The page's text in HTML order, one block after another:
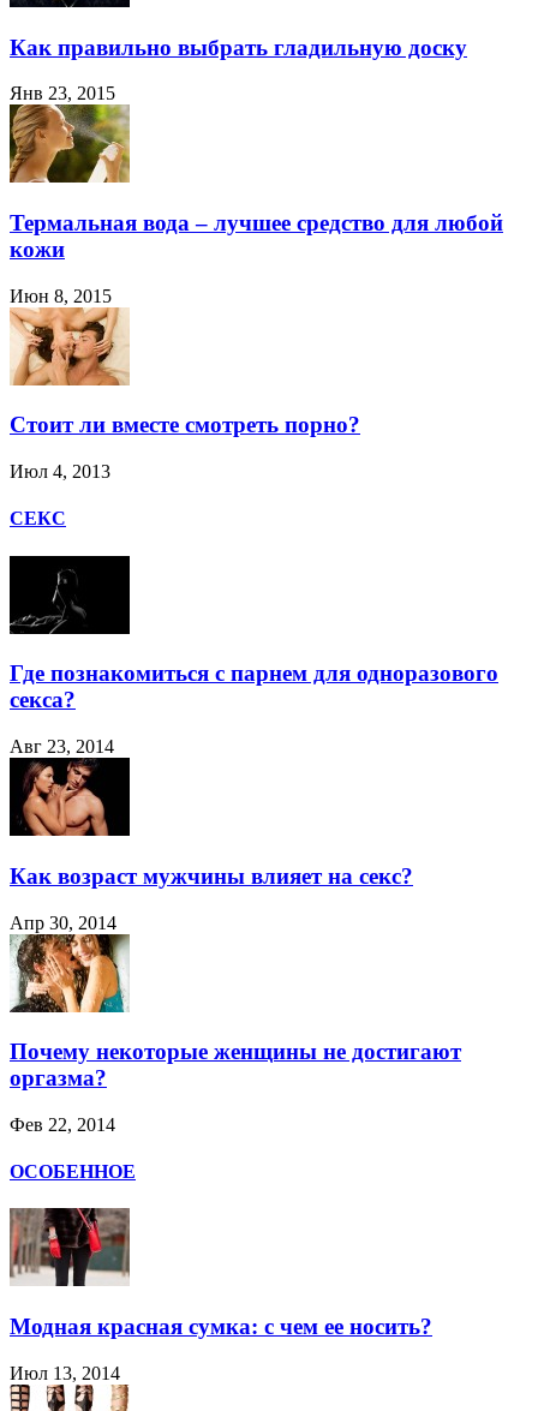
Как правильно выбрать гладильную доску
Янв 23, 2015
Термальная вода – лучшее средство для любой
кожи
Июн 8, 2015
Стоит ли вместе смотреть порно?
Июл 4, 2013
СЕКС
Где познакомиться с парнем для одноразового
секса?
Авг 23, 2014
Как возраст мужчины влияет на секс?
Апр 30, 2014
Почему некоторые женщины не достигают
оргазма?
Фев 22, 2014
ОСОБЕННОЕ
Модная красная сумка: с чем ее носить?
Июл 13, 2014